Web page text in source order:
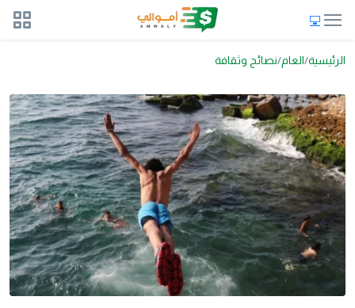
الرئيسية العام نصائح وثقافة